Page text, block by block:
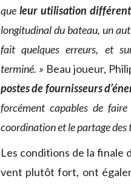
que leur utilisation
longitudinal du bateau, un
fait quelques erreurs, et
terminé. » Beau joueur,
postes de fournisseurs
forcément capables de
coordination et le partage des
Les conditions de la finale
vent plutôt fort, ont